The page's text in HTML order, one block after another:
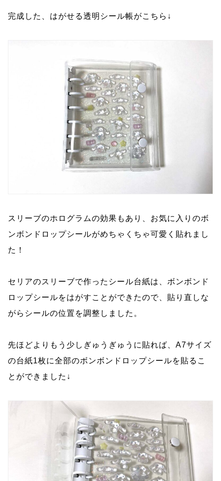
完成した、はがせる透明シール帳がこちら↓
スリーブのホログラムの効果もあり、お気に入りのボ
ンボンドロップシールがめちゃくちゃ可愛く貼れまし
た！
セリアのスリーブで作ったシール台紙は、ボンボンド
ロップシールをはがすことができたので、貼り直しな
がらシールの位置を調整しました。
先ほどよりもう少しぎゅうぎゅうに貼れば、A7サイズ
の台紙1枚に全部のボンボンドロップシールを貼るこ
とができました↓